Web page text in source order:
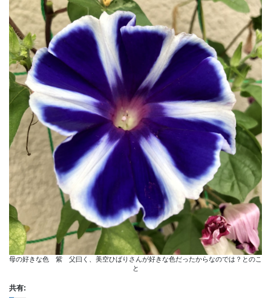
母の好きな色 紫 父曰く、美空ひばりさんが好きな色だったからなのでは？とのこ
と
共有: